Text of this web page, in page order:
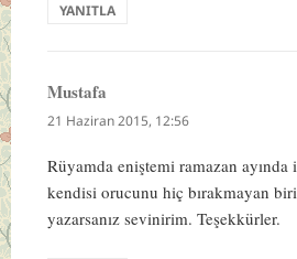
YANITLA
Mustafa
ki:
21 Haziran 2015, 12:56
Rüyamda eniştemi ramazan
kendisi orucunu hiç bırakmayan
yazarsanız sevinirim. Teşekkürler.